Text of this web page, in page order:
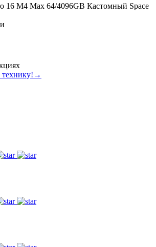
16 M4 Max 64/4096GB Кастомный Space
→